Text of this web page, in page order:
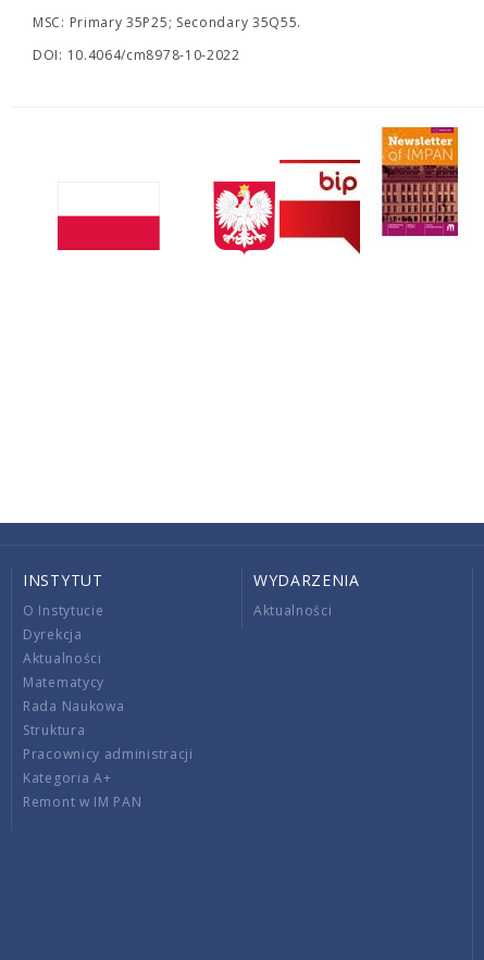
MSC: Primary 35P25; Secondary 35Q55.
DOI: 10.4064/cm8978-10-2022
INSTYTUT
O Instytucie
Dyrekcja
Aktualności
Matematycy
Rada Naukowa
Struktura
Pracownicy administracji
Kategoria A+
Remont w IM PAN
WYDARZENIA
Aktualności